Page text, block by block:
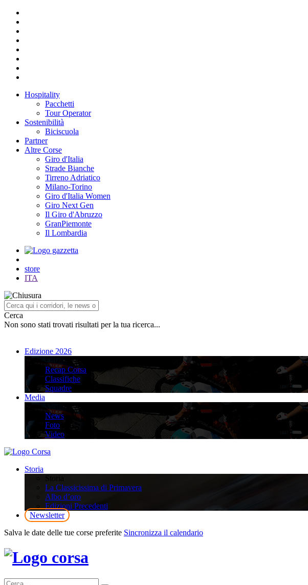
Hospitality
Pacchetti
Tour Operator
Sostenibilità
Biciscuola
Partner
Altre Corse
Giro d'Italia
Strade Bianche
Tirreno Adriatico
Milano-Torino
Giro d'Italia Women
Giro Next Gen
Il Giro d'Abruzzo
GranPiemonte
Il Lombardia
store
ITA
Cerca
Non sono stati trovati risultati per la tua ricerca...
Edizione 2026
Edizione 2026
Recap Corsa
Classifiche
Squadre
Media
Media
News
Foto
Video
Storia
La Classicissima di Primavera
Albo d’oro
Edizioni Precedenti
Newsletter
Salva le date delle tue corse preferite Sincronizza il calendario